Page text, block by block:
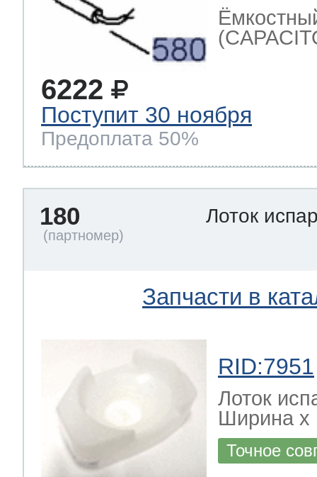
6222
Поступит 30 ноября
Предоплата 50%
180 Лоток
Запчасти в
RID:7951
Лоток
Ширина х
Точное